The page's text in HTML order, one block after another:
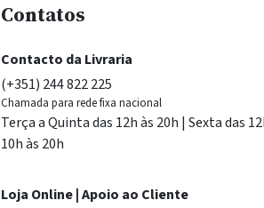
Contatos
Contacto da Livraria
(+351) 244 822 225
Chamada para rede fixa nacional
Terça a Quinta das 12h às 20h | Sexta das
10h às 20h
Loja Online | Apoio ao Cliente